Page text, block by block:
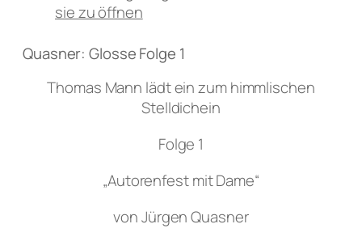
sie zu öffnen
Quasner: Glosse Folge 1
Thomas Mann lädt ein zum himmlischen
Stelldichein
Folge 1
„Autorenfest mit Dame“
von Jürgen Quasner